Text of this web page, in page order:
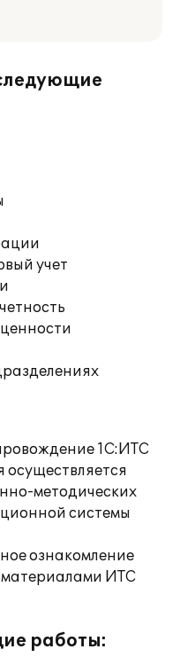
учет
1С:ИТС
осуществляется
методических
системы
ознакомление
материалами ИТС
работы: